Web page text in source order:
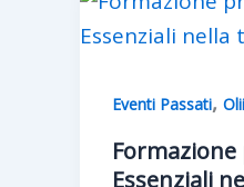
Eventi Passati,
Essenziali